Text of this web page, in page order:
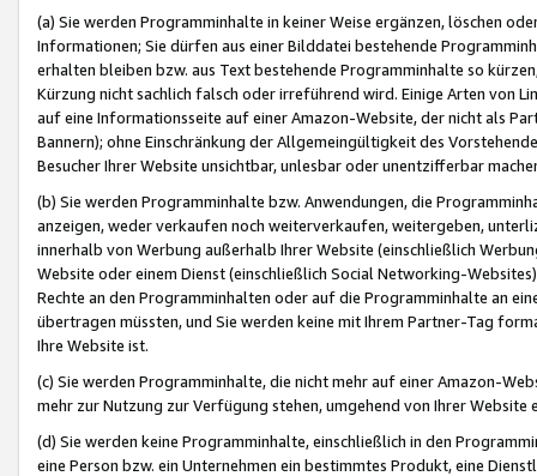
(a) Sie werden Programminhalte in keiner Weise ergänzen, löschen
Informationen; Sie dürfen aus einer Bilddatei bestehende
erhalten bleiben bzw. aus Text bestehende Programminhalte so
Kürzung nicht sachlich falsch oder irreführend wird. Einige Arten von
auf eine Informationsseite auf einer Amazon-Website, der nicht als
Bannern); ohne Einschränkung der Allgemeingültigkeit des
Besucher Ihrer Website unsichtbar, unlesbar oder unentzifferbar
(b) Sie werden Programminhalte bzw. Anwendungen, die
anzeigen, weder verkaufen noch weiterverkaufen, weitergeben,
innerhalb von Werbung außerhalb Ihrer Website (einschließlich
Website oder einem Dienst (einschließlich Social Networking-
Rechte an den Programminhalten oder auf die Programminhalte an
übertragen müssten, und Sie werden keine mit Ihrem Partner-Tag
Ihre Website ist.
(c) Sie werden Programminhalte, die nicht mehr auf einer Amazon-
mehr zur Nutzung zur Verfügung stehen, umgehend von Ihrer
(d) Sie werden keine Programminhalte, einschließlich in den
eine Person bzw. ein Unternehmen ein bestimmtes Produkt, eine